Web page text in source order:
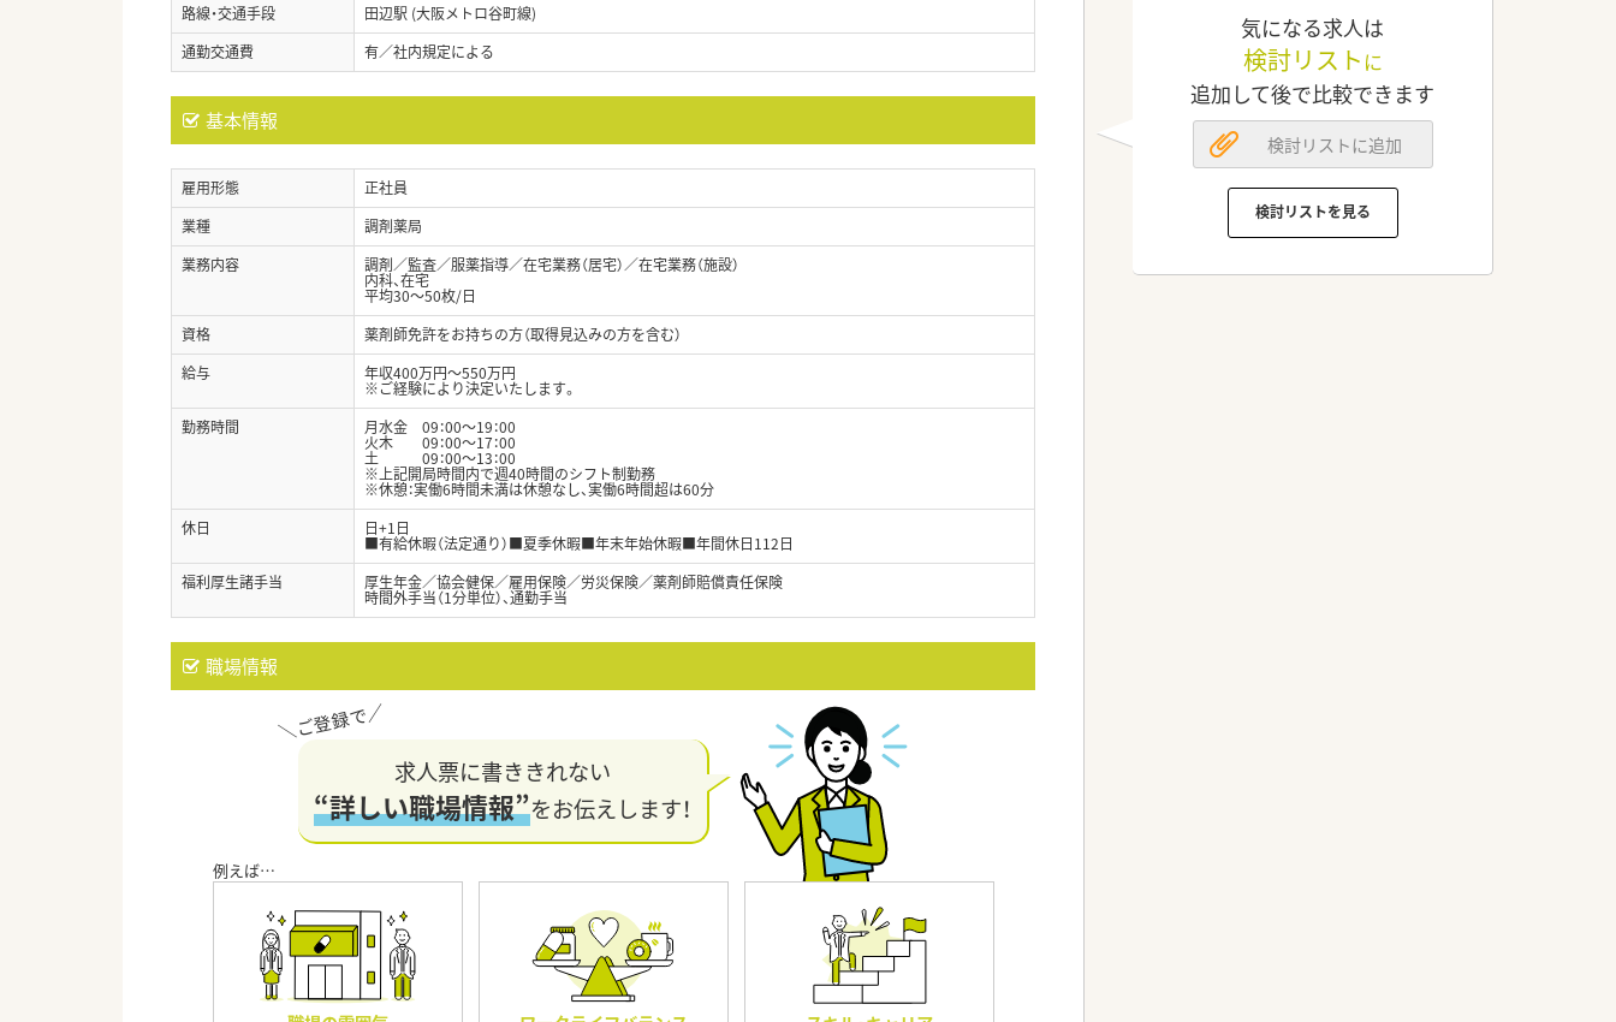
路線・交通手段
田辺駅 (大阪メトロ谷町線)
通勤交通費
有／社内規定による
基本情報
雇用形態
正社員
業種
調剤薬局
業務内容
調剤／監査／服薬指導／在宅業務（居宅）／在宅業務（施設）
内科、在宅
平均30～50枚/日
資格
薬剤師免許をお持ちの方（取得見込みの方を含む）
給与
年収400万円～550万円
※ご経験により決定いたします。
勤務時間
月水金 09：00～19：00
火木 09：00～17：00
土 09：00～13：00
※上記開局時間内で週40時間のシフト制勤務
※休憩：実働6時間未満は休憩なし、実働6時間超は60分
休日
日+1日
■有給休暇（法定通り）■夏季休暇■年末年始休暇■年間休日112日
福利厚生諸手当
厚生年金／協会健保／雇用保険／労災保険／薬剤師賠償責任保険
時間外手当（1分単位）、通勤手当
職場情報
求人票に書ききれない
“詳しい職場情報”をお伝えします！
気になる求人は
検討リスト に
追加して後で比較できます
検討リストに追加
検討リストを見る